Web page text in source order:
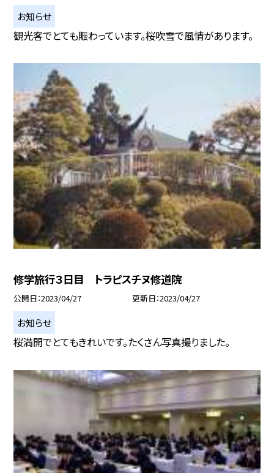
お知らせ
観光客でとても賑わっています。桜吹雪で風情があります。
修学旅行３日目 トラピスチヌ修道院
公開日 2023/04/27 更新日 2023/04/27
お知らせ
桜満開でとてもきれいです。たくさん写真撮りました。